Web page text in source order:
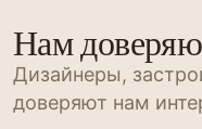
Нам
Дизайнеры,
доверяют нам